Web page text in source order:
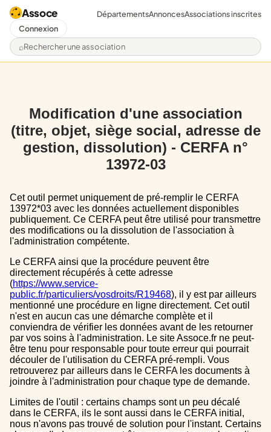
Assoce
Rechercher une association
DépartementsAnnoncesAssociations inscrites
Connexion
Modification d'une association
(titre, objet, siège social, adresse de
gestion, dissolution) - CERFA n°
13972-03
Cet outil permet uniquement de pré-remplir le CERFA
13972*03 avec les données actuellement disponibles
publiquement. Ce CERFA peut être utilisé pour transmettre
des modifications ou la dissolution de l'association à
l'administration compétente.
Le CERFA ainsi que la procédure peuvent être
directement récupérés à cette adresse
(https://www.service-
public.fr/particuliers/vosdroits/R19468), il y est par ailleurs
mentionné une procédure en ligne directement. Cet outil
n'est en aucun cas une démarche complète et il
conviendra de vérifier les données avant de les retourner
par vos soins à l'administration. Le site Assoce.fr ne peut-
être tenu pour responsable pour toute erreur qui pourrait
découler de l'utilisation du CERFA pré-rempli. Vous
retrouverez par ailleurs dans le CERFA les documents à
joindre à l'administration pour chaque type de demande.
Limites de l'outil : certains champs sont un peu décalé
dans le CERFA, ils le sont aussi dans le CERFA initial,
nous n'avons pas trouvé de solution pour l'instant. Certains